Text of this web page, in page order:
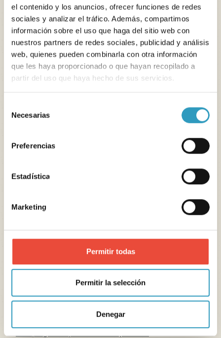
el contenido y los anuncios, ofrecer funciones de redes
sociales y analizar el tráfico. Además, compartimos
información sobre el uso que haga del sitio web con
nuestros partners de redes sociales, publicidad y análisis
web, quienes pueden combinarla con otra información
que les haya proporcionado o que hayan recopilado a
partir del uso que haya hecho de sus servicios.
Necesarias
Preferencias
Estadística
Marketing
Permitir todas
Permitir la selección
Denegar
Vacaciones en camping y
hotel en la costa atlántica o
en el valle del Loira
En Oléla, estamos aquí para que pase unas
vacaciones
destinos excepcionales, entre la costa y el patrimonio
francés. Si sueña con playas salvajes, paseos en bicicleta,
los lugares que harán que suestancia sea única y
Camping en Finisterre Sur: Descubra la belleza salvaje
de Bretaña, entre Quimper y Concarneau.
Camping en la península de Quiberon: Disfrute de